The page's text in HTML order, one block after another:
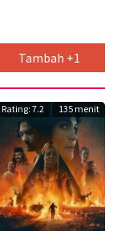
Tambah +1
Rating: 7.2 135 menit